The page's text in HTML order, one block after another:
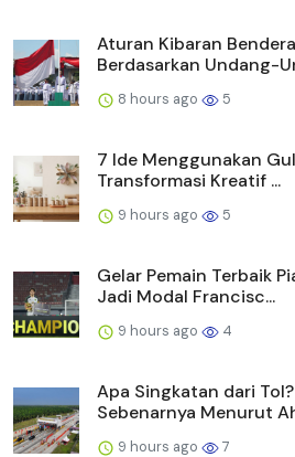
Aturan Kibaran
Berdasarkan Undang-
8 hours ago 5
7 Ide Menggunakan
Transformasi Kreatif ...
9 hours ago 5
Gelar Pemain Terbaik
Jadi Modal Francisc...
9 hours ago 4
Apa Singkatan dari
Sebenarnya Menurut
9 hours ago 7